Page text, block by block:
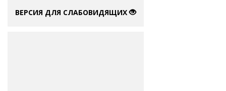
ВЕРСИЯ ДЛЯ СЛАБОВИДЯЩИХ